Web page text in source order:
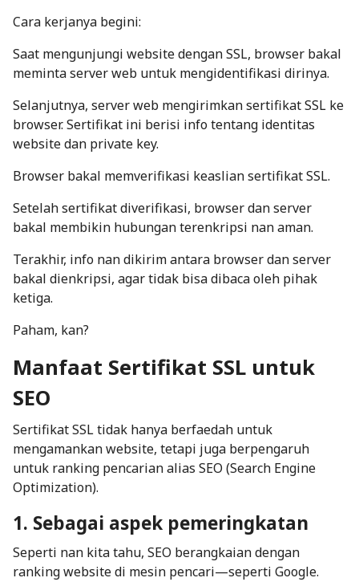
Cara kerjanya begini:
Saat mengunjungi website dengan SSL, browser bakal
meminta server web untuk mengidentifikasi dirinya.
Selanjutnya, server web mengirimkan sertifikat SSL ke
browser. Sertifikat ini berisi info tentang identitas
website dan private key.
Browser bakal memverifikasi keaslian sertifikat SSL.
Setelah sertifikat diverifikasi, browser dan server
bakal membikin hubungan terenkripsi nan aman.
Terakhir, info nan dikirim antara browser dan server
bakal dienkripsi, agar tidak bisa dibaca oleh pihak
ketiga.
Paham, kan?
Manfaat Sertifikat SSL untuk
SEO
Sertifikat SSL tidak hanya berfaedah untuk
mengamankan website, tetapi juga berpengaruh
untuk ranking pencarian alias SEO (Search Engine
Optimization).
1. Sebagai aspek pemeringkatan
Seperti nan kita tahu, SEO berangkaian dengan
ranking website di mesin pencari—seperti Google.